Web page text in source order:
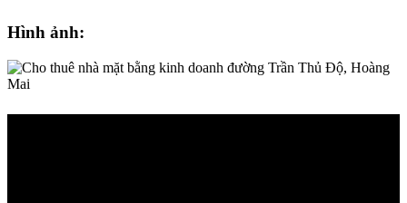
Hình ảnh: